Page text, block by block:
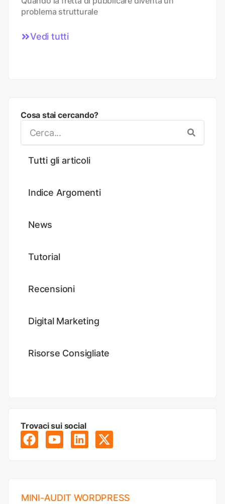
problema strutturale
Vedi tutti
Cosa stai cercando?
Tutti gli articoli
Indice Argomenti
News
Tutorial
Recensioni
Digital Marketing
Risorse Consigliate
Trovaci sui social
MINI-AUDIT WORDPRESS